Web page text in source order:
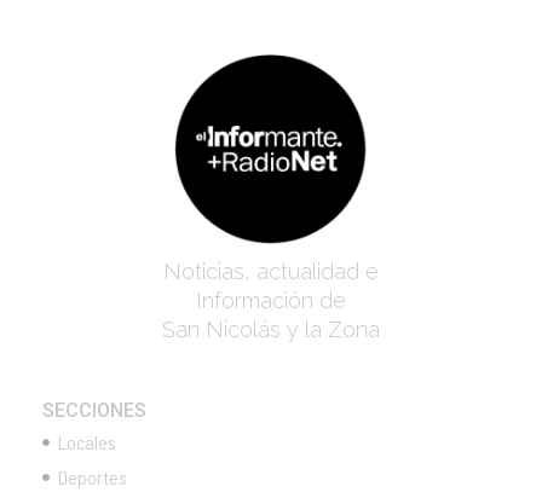
Noticias, actualidad e
Información de
San Nicolás y la Zona
SECCIONES
Locales
Deportes